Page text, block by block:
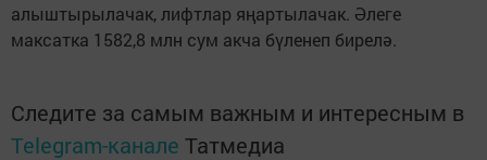
алыштырылачак, лифтлар яңартылачак. Әлеге
максатка 1582,8 млн сум акча бүленеп бирелә.
Следите за самым важным и интересным в
Telegram-канале Татмедиа